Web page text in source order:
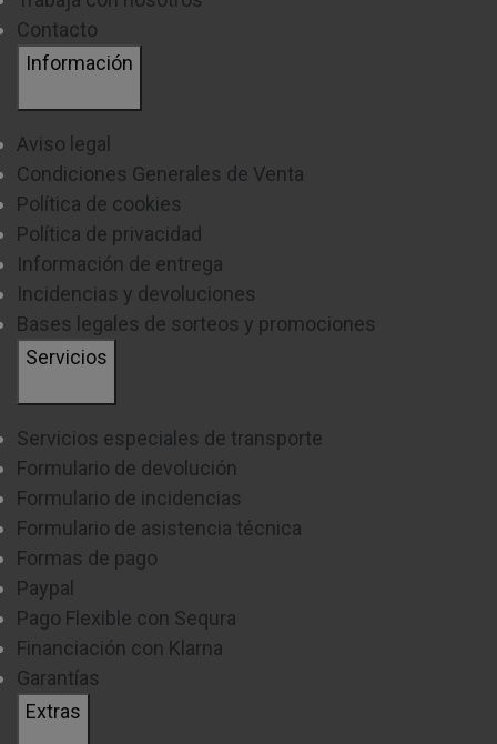
Contacto
Información
Aviso legal
Condiciones Generales de Venta
Política de cookies
Política de privacidad
Información de entrega
Incidencias y devoluciones
Bases legales de sorteos y promociones
Servicios
Servicios especiales de transporte
Formulario de devolución
Formulario de incidencias
Formulario de asistencia técnica
Formas de pago
Paypal
Pago Flexible con Sequra
Financiación con Klarna
Garantías
Extras